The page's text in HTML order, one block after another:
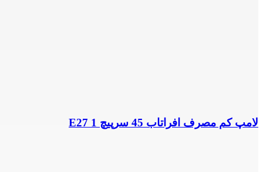
لامپ کم مصرف افراتاب 45 سرپیچ E27 1